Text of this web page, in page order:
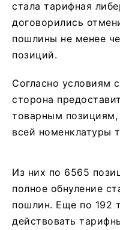
стала тарифная
договорились
пошлины не менее
позиций.
Согласно условиям
сторона
товарным позициям,
всей номенклатуры
Из них по 6565
полное обнуление
пошлин. Еще по 192
действовать